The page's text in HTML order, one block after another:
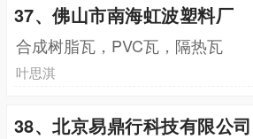
37、佛山市南海虹波塑料厂
合成树脂瓦，PVC瓦，隔热瓦
叶思淇
38、北京易鼎行科技有限公司